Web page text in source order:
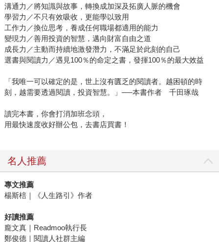
溝通力／將知識與故事，轉換成加深及拓廣人脈的機會
學習力／不只有效吸收，更能學以致用
工作力／換位思考，養成任何職場都適用的能力
變現力／善用投資的智慧，邁向財富自由之道
成長力／主動而持續地激發潛力，不滿足於此刻的自己
選書與閱讀力／遇見100％的命定之書，發揮100％的最大效益
「我唯一可以確定的是，世上沒有匱乏的閱讀者。越困頓的時
刻，越需要透過閱讀，投資智慧。」──本書作者 千田琢哉
讀完本書，你會打消加班念頭，
用最快速度收好辦公包，去書店買書！
名人推薦
專文推薦
楊斯棓｜《人生路引》作者
好讀推薦
龐文真｜Readmoo執行長
鄭俊德｜閱讀人社群主編